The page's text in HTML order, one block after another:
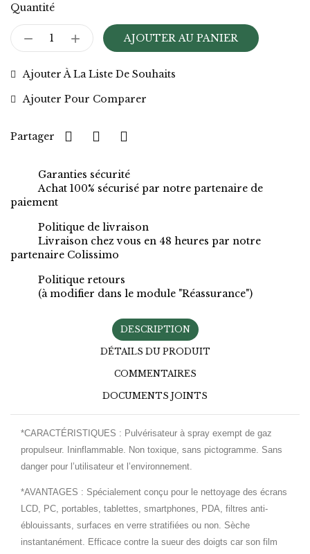
Quantité
AJOUTER AU PANIER
Ajouter À La Liste De Souhaits
Ajouter Pour Comparer
Partager
Garanties sécurité
Achat 100% sécurisé par notre partenaire de
paiement
Politique de livraison
Livraison chez vous en 48 heures par notre
partenaire Colissimo
Politique retours
(à modifier dans le module "Réassurance")
DESCRIPTION
DÉTAILS DU PRODUIT
COMMENTAIRES
DOCUMENTS JOINTS
*CARACTÉRISTIQUES : Pulvérisateur à spray exempt de gaz
propulseur. Ininflammable. Non toxique, sans pictogramme. Sans
danger pour l’utilisateur et l’environnement.
*AVANTAGES : Spécialement conçu pour le nettoyage des écrans
LCD, PC, portables, tablettes, smartphones, PDA, filtres anti-
éblouissants, surfaces en verre stratifiées ou non. Sèche
instantanément. Efficace contre la sueur des doigts car son film